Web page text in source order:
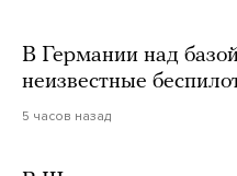
В Германии над
неизвестные
5 часов назад